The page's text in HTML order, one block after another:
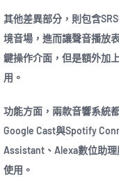
其他差異部分，則包含
境音場，進而讓聲音播放
鍵操作介面，但是額外加
用。
功能方面，兩款音響系統
Google Cast與Spotify
Assistant、Alexa數位助
使用。